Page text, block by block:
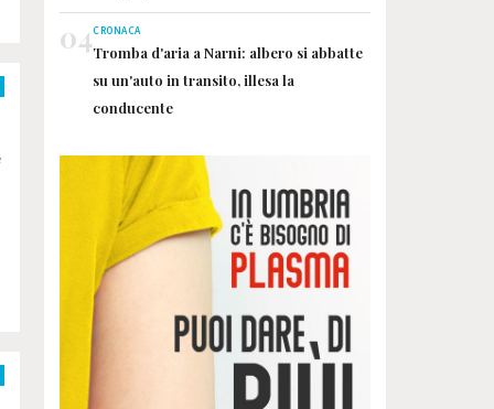
04CRONACA
Tromba d'aria a Narni: albero si abbatte
su un'auto in transito, illesa la
conducente